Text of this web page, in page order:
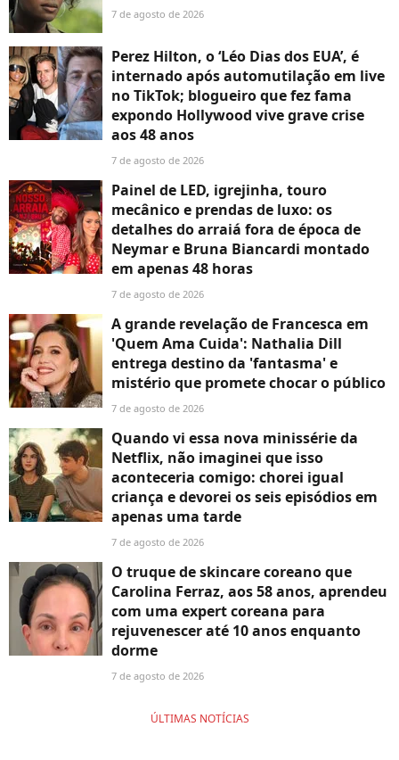
7 de agosto de 2026
Perez Hilton, o ‘Léo Dias dos EUA’, é
internado após automutilação em live
no TikTok; blogueiro que fez fama
expondo Hollywood vive grave crise
aos 48 anos
7 de agosto de 2026
Painel de LED, igrejinha, touro
mecânico e prendas de luxo: os
detalhes do arraiá fora de época de
Neymar e Bruna Biancardi montado
em apenas 48 horas
7 de agosto de 2026
A grande revelação de Francesca em
'Quem Ama Cuida': Nathalia Dill
entrega destino da 'fantasma' e
mistério que promete chocar o público
7 de agosto de 2026
Quando vi essa nova minissérie da
Netflix, não imaginei que isso
aconteceria comigo: chorei igual
criança e devorei os seis episódios em
apenas uma tarde
7 de agosto de 2026
O truque de skincare coreano que
Carolina Ferraz, aos 58 anos, aprendeu
com uma expert coreana para
rejuvenescer até 10 anos enquanto
dorme
7 de agosto de 2026
ÚLTIMAS NOTÍCIAS